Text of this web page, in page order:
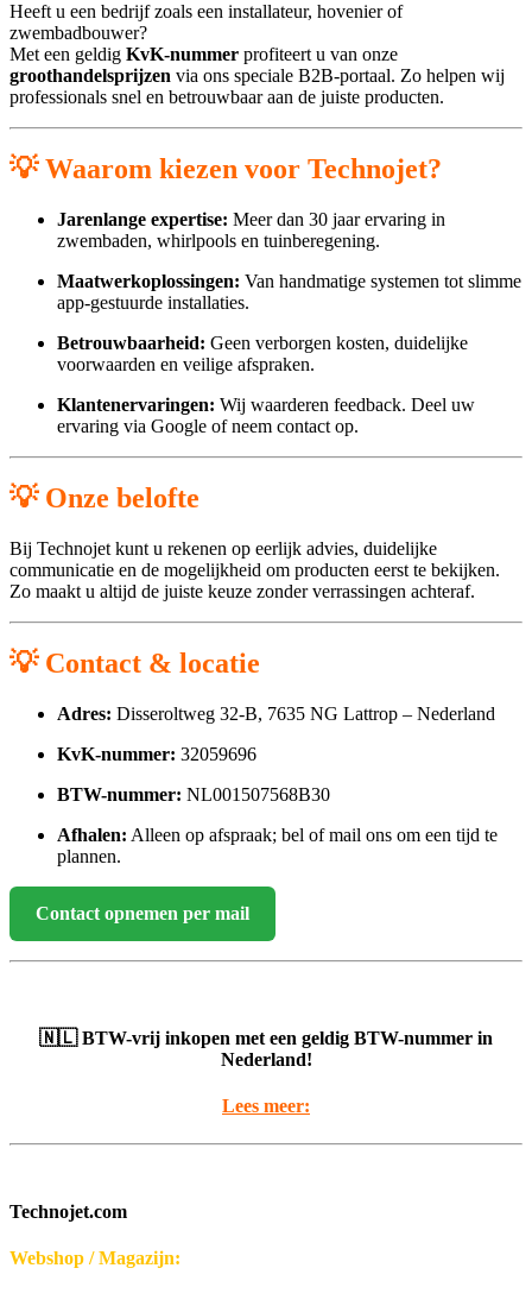
Heeft u een bedrijf zoals een installateur, hovenier of
zwembadbouwer?
Met een geldig KvK-nummer profiteert u van onze
groothandelsprijzen via ons speciale B2B-portaal. Zo helpen wij
professionals snel en betrouwbaar aan de juiste producten.
💡 Waarom kiezen voor Technojet?
Jarenlange expertise: Meer dan 30 jaar ervaring in
zwembaden, whirlpools en tuinberegening.
Maatwerkoplossingen: Van handmatige systemen tot slimme
app-gestuurde installaties.
Betrouwbaarheid: Geen verborgen kosten, duidelijke
voorwaarden en veilige afspraken.
Klantenervaringen: Wij waarderen feedback. Deel uw
ervaring via Google of neem contact op.
💡 Onze belofte
Bij Technojet kunt u rekenen op eerlijk advies, duidelijke
communicatie en de mogelijkheid om producten eerst te bekijken.
Zo maakt u altijd de juiste keuze zonder verrassingen achteraf.
💡 Contact & locatie
Adres: Disseroltweg 32-B, 7635 NG Lattrop – Nederland
KvK-nummer: 32059696
BTW-nummer: NL001507568B30
Afhalen: Alleen op afspraak; bel of mail ons om een tijd te
plannen.
Contact opnemen per mail
🇳🇱 BTW-vrij inkopen met een geldig BTW-nummer in
Nederland!
Lees meer:
Technojet.com
Webshop / Magazijn: